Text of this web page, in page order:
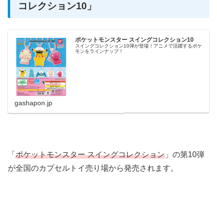
コレクション10」
ポケットモンスター スイングコレクション10
スイングコレクション10弾が登場！アニメで活躍するポケ
モンをラインナップ！
gashapon.jp
「 ポケットモンスター スイングコレクション 」の第10弾
が全国のカプセルトイ売り場から発売されます。